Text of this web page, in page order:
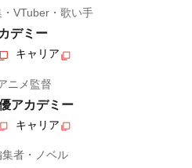
VTuber・歌い手
デミー
キャリア
ニメ監督
アカデミー
キャリア
者・ノベル